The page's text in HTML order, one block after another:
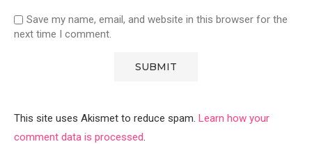
Save my name, email, and website in this browser for the
next time I comment.
This site uses Akismet to reduce spam. Learn how your
comment data is processed.